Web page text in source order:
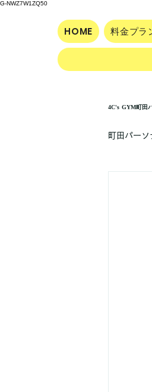
G-NWZ7W1ZQ50
HOME 料金プラ
4C's GYM町田
町田パー